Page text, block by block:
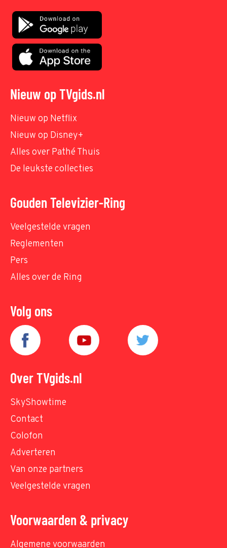
Nieuw op TVgids.nl
Nieuw op Netflix
Nieuw op Disney+
Alles over Pathé Thuis
De leukste collecties
Gouden Televizier-Ring
Veelgestelde vragen
Reglementen
Pers
Alles over de Ring
Volg ons
Over TVgids.nl
SkyShowtime
Contact
Colofon
Adverteren
Van onze partners
Veelgestelde vragen
Voorwaarden & privacy
Algemene voorwaarden